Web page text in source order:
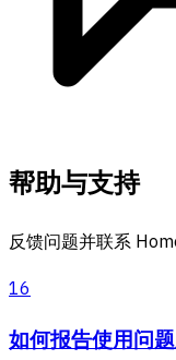
帮助与支持
反馈问题并联系
16
如何报告使用问